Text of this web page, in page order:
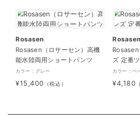
Rosasen
Rosasen（ロサーセン）高機
能水陸両用ショートパンツ
カラー：グレー
¥15,400 （税込）
Rosasen
Rosasen
ズ 定番
カラー：ベ
¥4,180